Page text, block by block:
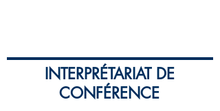
INTERPRÉTARIAT DE
CONFÉRENCE